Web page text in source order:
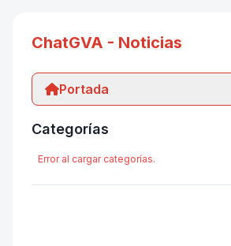
ChatGVA - Noticias
Portada
Categorías
Error al cargar categorías.